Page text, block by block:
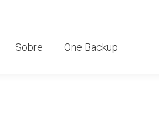
Sobre One Backup